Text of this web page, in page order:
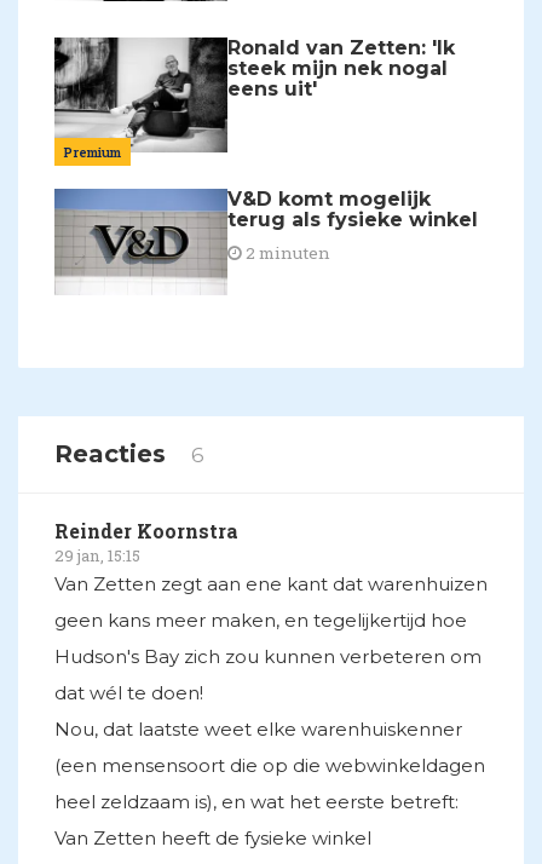
Premium
Ronald van Zetten: 'Ik
steek mijn nek nogal
eens uit'
V&D komt mogelijk
terug als fysieke winkel
2 minuten
Reacties 6
Reinder Koornstra
29 jan, 15:15
Van Zetten zegt aan ene kant dat warenhuizen
geen kans meer maken, en tegelijkertijd hoe
Hudson's Bay zich zou kunnen verbeteren om
dat wél te doen!
Nou, dat laatste weet elke warenhuiskenner
(een mensensoort die op die webwinkeldagen
heel zeldzaam is), en wat het eerste betreft:
Van Zetten heeft de fysieke winkel